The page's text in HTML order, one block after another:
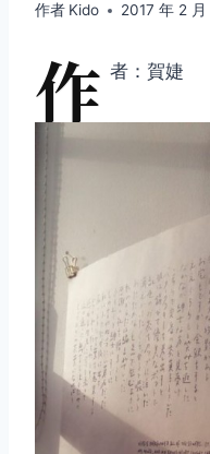
作者 Kido 2017 年 2
作 者：賀婕